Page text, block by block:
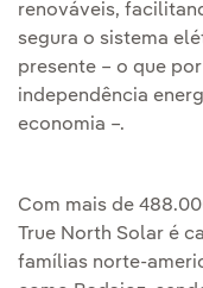
renováveis,
segura o sistema
presente – o que
independência
economia –.
Com mais de
True North Solar é
famílias norte-